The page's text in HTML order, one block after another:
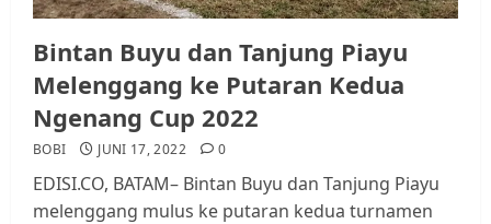
Bintan Buyu dan Tanjung Piayu
Melenggang ke Putaran Kedua
Ngenang Cup 2022
BOBI JUNI 17, 2022 0
EDISI.CO, BATAM– Bintan Buyu dan Tanjung Piayu
melenggang mulus ke putaran kedua turnamen